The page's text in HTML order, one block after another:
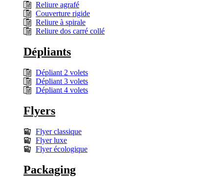
Reliure agrafé
Couverture rigide
Reliure à spirale
Reliure dos carré collé
Dépliants
Dépliant 2 volets
Dépliant 3 volets
Dépliant 4 volets
Flyers
Flyer classique
Flyer luxe
Flyer écologique
Packaging